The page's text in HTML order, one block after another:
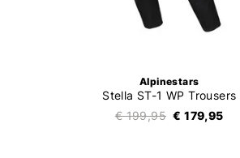
Alpinestars
Stella ST-1 WP Trousers
€ 199,95 € 179,95